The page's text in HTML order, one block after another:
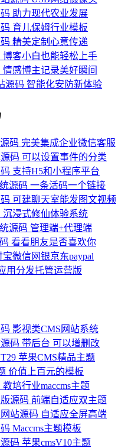
助力现代农业发展
育儿保姆行业模板
精美定制心意传递
客小白也能轻松上手
感博主记录美好瞬间
源码 智能化安防新体验
码 完美集成企业微信客服
码 可以设置事件的分类
支持H5和小程序平台
源码 一条活码一个链接
可建聊天室能发图文视频
浸式修仙体验系统
源码 管理端+代理端
看看朋友是否喜欢你
微信网银京东paypal
用分发托管运营版
影视类CMS网站系统
码 带后台 可以增删改
苹果CMS精品主题
价值上百元的模板
培行业maccms主题
源码 前端自适应双主题
站源码 自适应全屏高端
Maccms主题模板
码 苹果cmsV10主题